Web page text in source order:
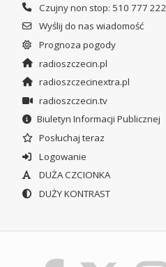
Czujny non stop: 510 777 222
Wyślij do nas wiadomość
Prognoza pogody
radioszczecin.pl
radioszczecinextra.pl
radioszczecin.tv
Biuletyn Informacji Publicznej
Posłuchaj teraz
Logowanie
DUŻA CZCIONKA
DUŻY KONTRAST